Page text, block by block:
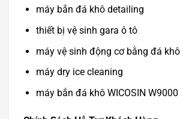
máy bắn đá khô detailing
thiết bị vệ sinh gara ô tô
máy vệ sinh động cơ bằng đá khô
máy dry ice cleaning
máy bắn đá khô WICOSIN W9000